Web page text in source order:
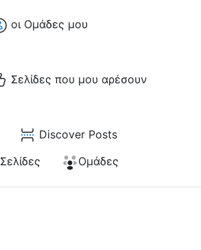
οι Ομάδες μου
Σελίδες που μου αρέσουν
Discover Posts
Σελίδες Ομάδες